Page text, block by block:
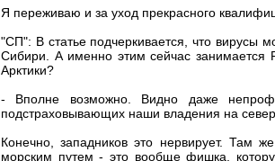
Я переживаю и за уход прекрасного
"СП": В статье подчеркивается, что вирусы
Сибири. А именно этим сейчас занимается
Арктики?
- Вполне возможно. Видно даже
подстраховывающих наши владения на
Конечно, западников это нервирует. Там
морским путем - это вообще фишка,